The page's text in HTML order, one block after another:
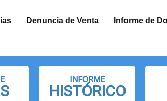
Denuncia de Venta Informe de
INFORME
HISTÓRICO